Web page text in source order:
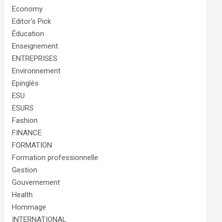
Economy
Editor's Pick
Éducation
Enseignement
ENTREPRISES
Environnement
Epinglés
ESU
ESURS
Fashion
FINANCE
FORMATION
Formation professionnelle
Gestion
Gouvernement
Health
Hommage
INTERNATIONAL